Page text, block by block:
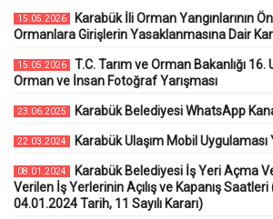
15.05.2026
Karabük İli Orman Yangınlarının
Ormanlara Girişlerin Yasaklanmasına Dair
15.05.2026
T.C. Tarım ve Orman Bakanlığı 16.
Orman ve İnsan Fotoğraf Yarışması
23.06.2025 Karabük Belediyesi WhatsApp
22.03.2024 Karabük Ulaşım Mobil Uygulaması
08.01.2024
Karabük Belediyesi İş Yeri Açma
Verilen İş Yerlerinin Açılış ve Kapanış
04.01.2024 Tarih, 11 Sayılı Kararı)